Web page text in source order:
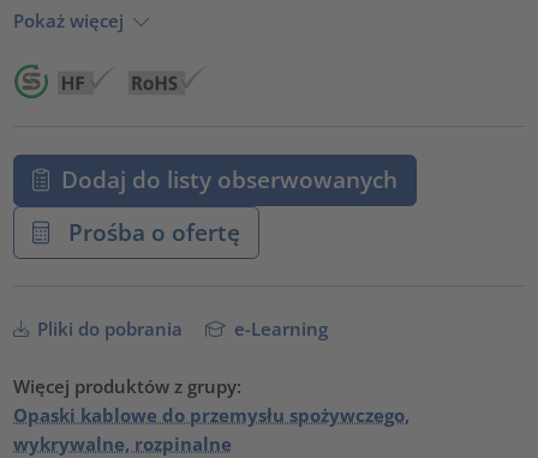
Pokaż więcej
Dodaj do listy obserwowanych
Prośba o ofertę
Pliki do pobrania e-Learning
Więcej produktów z grupy:
Opaski kablowe do przemysłu spożywczego,
wykrywalne, rozpinalne